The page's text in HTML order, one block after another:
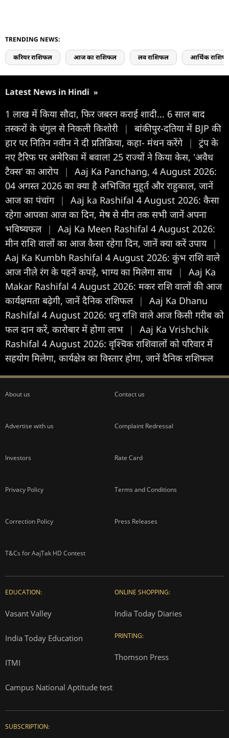
TRENDING NEWS:
करियर राशिफल आज का राशिफल लव राशिफल आर्थिक
Latest News in Hindi »
1 लाख में किया सौदा, फिर जबरन कराई शादी... 6 साल बाद
तस्करों के चंगुल से निकली किशोरी
|
बांकीपुर-दतिया में BJP की
हार पर नितिन नवीन ने दी प्रतिक्रिया, कहा- मंथन करेंगे |
ट्रंप के
नए टैरिफ पर अमेरिका में बवाल! 25 राज्यों ने किया केस, 'अवैध
टैक्स' का आरोप |
Aaj Ka Panchang, 4 August 2026:
04 अगस्त 2026 का क्या है अभिजित मुहूर्त और राहुकाल, जानें
आज का पंचांग |
Aaj ka Rashifal 4 August 2026: कैसा
रहेगा आपका आज का द‍िन, मेष से मीन तक सभी जानें अपना
भविष्यफल |
Aaj Ka Meen Rashifal 4 August 2026:
मीन राशि वालों का आज कैसा रहेगा दिन, जानें क्या करें उपाय |
Aaj Ka Kumbh Rashifal 4 August 2026: कुंभ राशि वाले
आज नीले रंग के पहनें कपड़े, भाग्य का मिलेगा साथ
|
Aaj Ka
Makar Rashifal 4 August 2026: मकर राशि वालों की आज
कार्यक्षमता बढ़ेगी, जानें दैनिक राशिफल |
Aaj Ka Dhanu
Rashifal 4 August 2026: धनु राशि वाले आज किसी गरीब को
फल दान करें, कारोबार में होगा लाभ
|
Aaj Ka Vrishchik
Rashifal 4 August 2026: वृश्चिक राशिवालों को परिवार में
सहयोग मिलेगा, कार्यक्षेत्र का विस्तार होगा, जानें दैनिक राशिफल
About us Contact us
Advertise with us Complaint Redressal
Investors Rate Card
Privacy Policy Terms and Conditions
Correction Policy Press Releases
T&Cs for AajTak HD Contest
EDUCATION:
Vasant Valley
India Today Education
ITMI
Campus National Aptitude test
ONLINE SHOPPING:
India Today Diaries
PRINTING:
Thomson Press
SUBSCRIPTION: